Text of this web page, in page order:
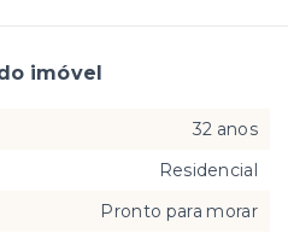
imóvel
32 anos
Residencial
Pronto para morar